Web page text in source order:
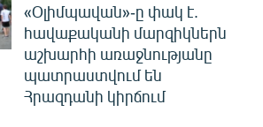
«Օլիմպավան»-ը փակ է.
հավաքականի մարզիկներն
աշխարհի առաջնությանը
պատրաստվում են
Հրազդանի կիրճում